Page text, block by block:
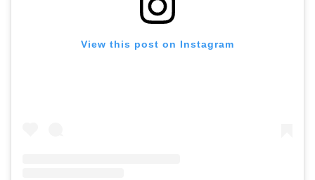
View this post on Instagram